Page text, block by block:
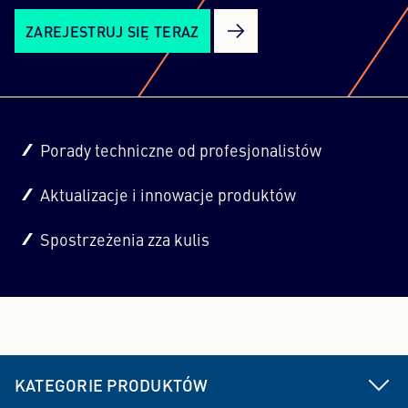
ZAREJESTRUJ SIĘ TERAZ
Porady techniczne od profesjonalistów
Aktualizacje i innowacje produktów
Spostrzeżenia zza kulis
KATEGORIE PRODUKTÓW